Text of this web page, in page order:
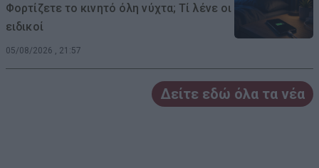
Φορτίζετε το κινητό όλη νύχτα; Τί λένε οι
ειδικοί
05/08/2026 , 21:57
Δείτε εδώ όλα τα νέα